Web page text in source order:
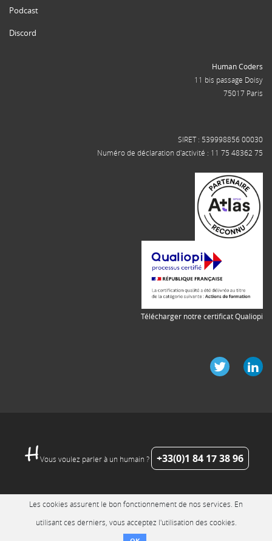
Podcast
Discord
Human Coders
11 bis passage Doisy
75017 Paris
SIRET : 539998856 00030
Numéro de déclaration d'activité : 11 75 48362 75
Télécharger notre certificat Qualiopi
Vous voulez parler à un humain ? +33(0)1 84 17 38 96
Les cookies assurent le bon fonctionnement de nos services. En
utilisant ces derniers, vous acceptez l'utilisation des cookies.